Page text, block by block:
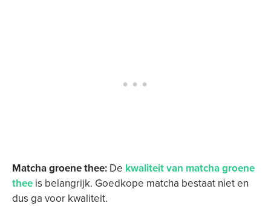
Matcha groene thee: De kwaliteit van matcha groene
thee is belangrijk. Goedkope matcha bestaat niet en
dus ga voor kwaliteit.